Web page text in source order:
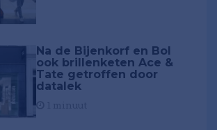
Na de Bijenkorf en Bol
ook brillenketen Ace &
Tate getroffen door
datalek